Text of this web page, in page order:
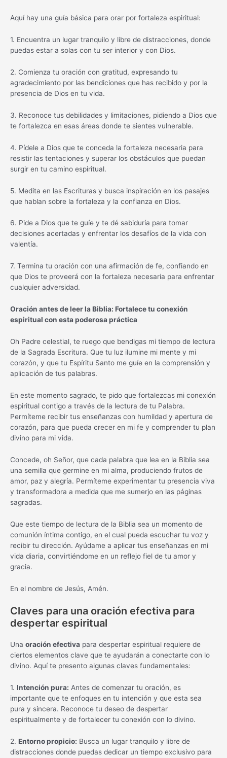
Aquí hay una guía básica para orar por fortaleza espiritual:
1. Encuentra un lugar tranquilo y libre de distracciones, donde
puedas estar a solas con tu ser interior y con Dios.
2. Comienza tu oración con gratitud, expresando tu
agradecimiento por las bendiciones que has recibido y por la
presencia de Dios en tu vida.
3. Reconoce tus debilidades y limitaciones, pidiendo a Dios que
te fortalezca en esas áreas donde te sientes vulnerable.
4. Pídele a Dios que te conceda la fortaleza necesaria para
resistir las tentaciones y superar los obstáculos que puedan
surgir en tu camino espiritual.
5. Medita en las Escrituras y busca inspiración en los pasajes
que hablan sobre la fortaleza y la confianza en Dios.
6. Pide a Dios que te guíe y te dé sabiduría para tomar
decisiones acertadas y enfrentar los desafíos de la vida con
valentía.
7. Termina tu oración con una afirmación de fe, confiando en
que Dios te proveerá con la fortaleza necesaria para enfrentar
cualquier adversidad.
Oración antes de leer la Biblia: Fortalece tu conexión
espiritual con esta poderosa práctica
Oh Padre celestial, te ruego que bendigas mi tiempo de lectura
de la Sagrada Escritura. Que tu luz ilumine mi mente y mi
corazón, y que tu Espíritu Santo me guíe en la comprensión y
aplicación de tus palabras.
En este momento sagrado, te pido que fortalezcas mi conexión
espiritual contigo a través de la lectura de tu Palabra.
Permíteme recibir tus enseñanzas con humildad y apertura de
corazón, para que pueda crecer en mi fe y comprender tu plan
divino para mi vida.
Concede, oh Señor, que cada palabra que lea en la Biblia sea
una semilla que germine en mi alma, produciendo frutos de
amor, paz y alegría. Permíteme experimentar tu presencia viva
y transformadora a medida que me sumerjo en las páginas
sagradas.
Que este tiempo de lectura de la Biblia sea un momento de
comunión íntima contigo, en el cual pueda escuchar tu voz y
recibir tu dirección. Ayúdame a aplicar tus enseñanzas en mi
vida diaria, convirtiéndome en un reflejo fiel de tu amor y
gracia.
En el nombre de Jesús, Amén.
Claves para una oración efectiva para
despertar espiritual
Una oración efectiva para despertar espiritual requiere de
ciertos elementos clave que te ayudarán a conectarte con lo
divino. Aquí te presento algunas claves fundamentales:
1. Intención pura: Antes de comenzar tu oración, es
importante que te enfoques en tu intención y que esta sea
pura y sincera. Reconoce tu deseo de despertar
espiritualmente y de fortalecer tu conexión con lo divino.
2. Entorno propicio: Busca un lugar tranquilo y libre de
distracciones donde puedas dedicar un tiempo exclusivo para